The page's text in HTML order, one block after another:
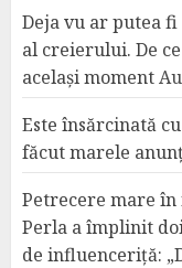
Deja vu ar putea
al creierului. De
același moment
Este însărcinată
făcut marele
Petrecere mare
Perla a împlinit
de influenceriță: